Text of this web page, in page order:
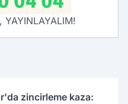
YAYINLAYALIM!
zincirleme kaza: